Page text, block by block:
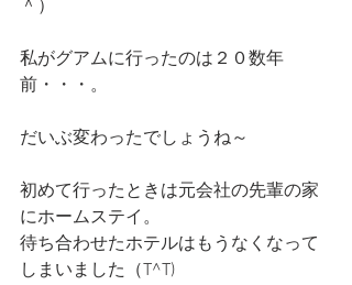
＾）
私がグアムに行ったのは２０数年
前・・・。
だいぶ変わったでしょうね～
初めて行ったときは元会社の先輩の家
にホームステイ。
待ち合わせたホテルはもうなくなって
しまいました（T^T)